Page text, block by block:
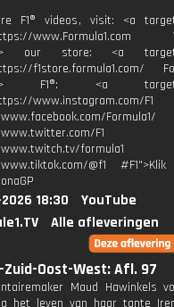
F1® videos, visit: <a
www.Formula1.com
our store: <a
f1store.formula1.com/
a> F1®: <a
www.instagram.com/F1
Formula1/
F1
formula1
@f1
18:30
YouTube
Alle afleveringen
Zuid-Oost-West: Afl. 97
Maud Hawinkels
het leven van haar tante